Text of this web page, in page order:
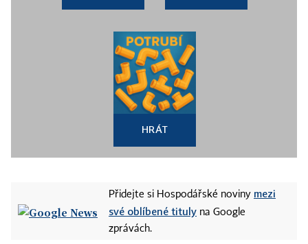
HRÁT
Přidejte si Hospodářské noviny mezi
své oblíbené tituly na Google
zprávách.